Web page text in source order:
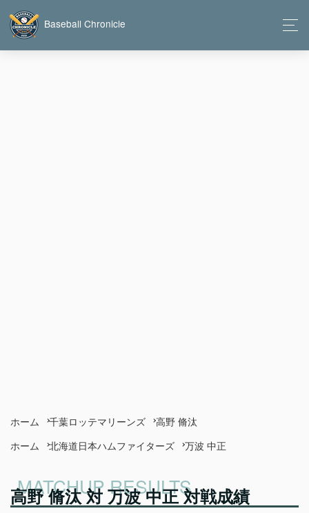
Baseball Chronicle
ホーム 千葉ロッテマリーンズ
高野 脩汰
ホーム
北海道日本ハムファイターズ 万波 中正
高野 脩汰 対 万波 中正 対戦成績